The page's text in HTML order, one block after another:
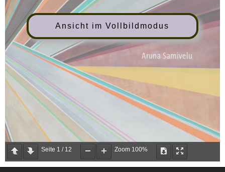
Ansicht im Vollbildmodus
Seite 1 / 12 Zoom 100%